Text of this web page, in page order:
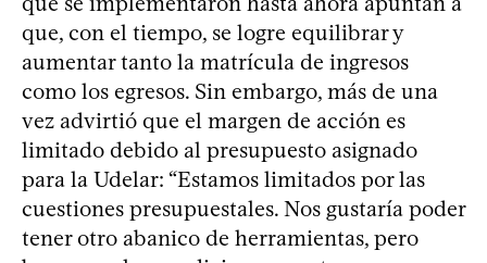
que, con el tiempo, se logre equilibrar y
aumentar tanto la matrícula de ingresos
como los egresos. Sin embargo, más de una
vez advirtió que el margen de acción es
limitado debido al presupuesto asignado
para la Udelar: “Estamos limitados por las
cuestiones presupuestales. Nos gustaría poder
tener otro abanico de herramientas, pero